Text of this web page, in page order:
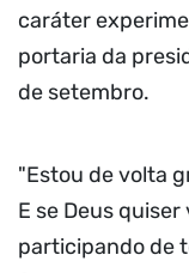
caráter
portaria da
de setembro.
"Estou de volta
E se Deus
participando de